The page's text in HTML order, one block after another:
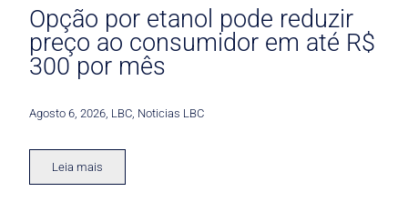
Opção por etanol pode reduzir
preço ao consumidor em até R$
300 por mês
Agosto 6, 2026 LBC Noticias LBC
Leia mais